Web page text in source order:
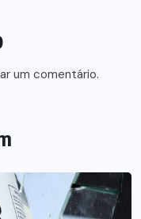
um comentário.